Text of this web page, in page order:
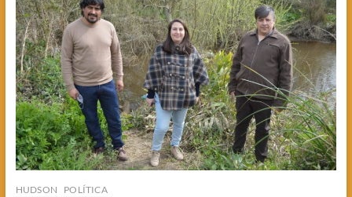
HUDSON POLÍTICA